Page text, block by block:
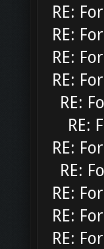
RE:
RE:
RE:
RE:
RE:
RE:
RE:
RE:
RE:
RE:
RE: